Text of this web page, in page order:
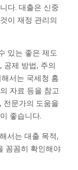
다. 대출은 신중
이 재정 관리의
있는 좋은 제도
공제 방법, 주의
서는 국세청 홈
자료 등을 참고
전문가의 도움을
좋습니다.
서는 대출 목적,
꼼꼼히 확인해야